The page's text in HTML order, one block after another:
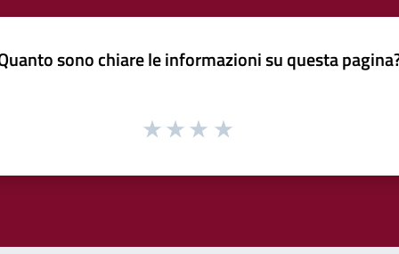
sono chiare le informazioni su questa